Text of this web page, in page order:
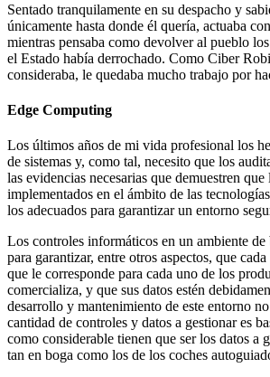
Sentado tranquilamente en su despacho y
únicamente hasta donde él quería, actuaba
mientras pensaba como devolver al pueblo
el Estado había derrochado. Como Ciber
consideraba, le quedaba mucho trabajo por
Edge Computing
Los últimos años de mi vida profesional los
de sistemas y, como tal, necesito que los
las evidencias necesarias que demuestren
implementados en el ámbito de las
los adecuados para garantizar un entorno
Los controles informáticos en un ambiente de
para garantizar, entre otros aspectos, que
que le corresponde para cada uno de los
comercializa, y que sus datos estén
desarrollo y mantenimiento de este entorno
cantidad de controles y datos a gestionar es
como considerable tienen que ser los datos a
tan en boga como los de los coches